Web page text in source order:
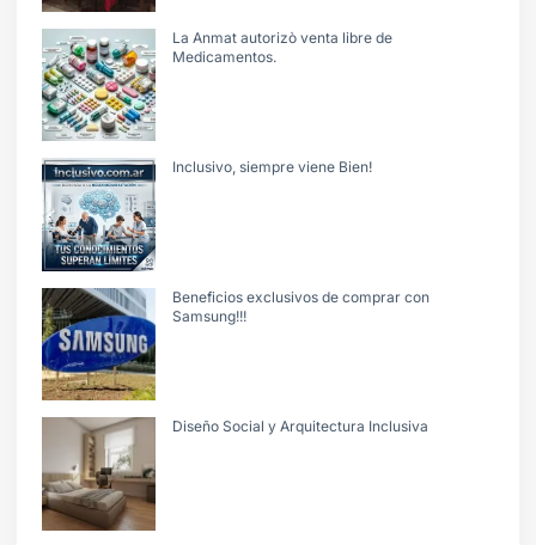
La Anmat autorizò venta libre de
Medicamentos.
Inclusivo, siempre viene Bien!
Beneficios exclusivos de comprar con
Samsung!!!
Diseño Social y Arquitectura Inclusiva